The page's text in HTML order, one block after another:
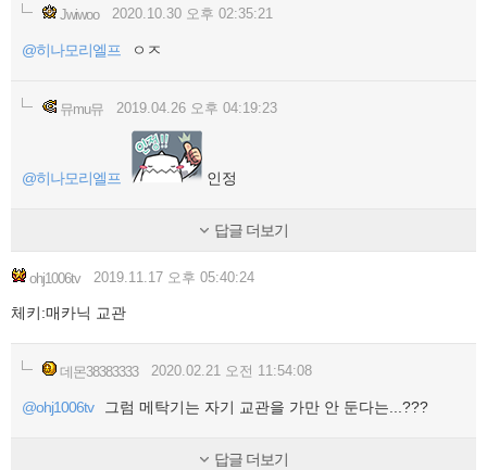
Jwiwoo 2020.10.30 오후 02:35:21
@히나모리엘프 ㅇㅈ
뮤mu뮤 2019.04.26 오후 04:19:23
@히나모리엘프 인정
답글 더보기
ohj1006tv 2019.11.17 오후 05:40:24
체키:매카닉 교관
데몬38383333 2020.02.21 오전 11:54:08
@ohj1006tv 그럼 메탁기는 자기 교관을 가만 안 둔다는...???
답글 더보기